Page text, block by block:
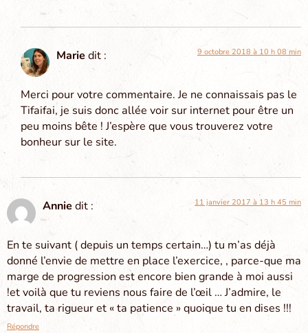
Mariedit : 9 octobre 2018 à 10 h 08 min
Merci pour votre commentaire. Je ne connaissais pas le
Tifaifai, je suis donc allée voir sur internet pour être un
peu moins bête ! J’espère que vous trouverez votre
bonheur sur le site.
Anniedit : 11 janvier 2017 à 13 h 45 min
En te suivant ( depuis un temps certain…) tu m’as déjà
donné l’envie de mettre en place l’exercice, , parce-que ma
marge de progression est encore bien grande à moi aussi
!et voilà que tu reviens nous faire de l’œil … J’admire, le
travail, ta rigueur et « ta patience » quoique tu en dises !!!
Répondre